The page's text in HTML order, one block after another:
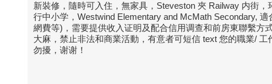
新裝修，隨時可入住，無家具，Steveston 夾 Railway 内街
行中小学，Westwind Elementary and McMath Secondary,
網費等)，需要提供收入证明及配合信用调查和前房東聯繫方
大麻，禁止非法和商業活動，有意者可短信 text 您的職業/
勿擾，谢谢！